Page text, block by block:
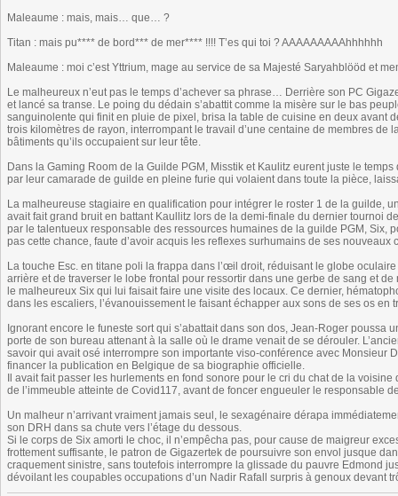
Maleaume : mais, mais… que… ?
Titan : mais pu**** de bord*** de mer**** !!!! T’es qui toi ? AAAAAAAAAhhhhhh
Maleaume : moi c’est Yttrium, mage au service de sa Majesté Saryahblööd et
Le malheureux n’eut pas le temps d’achever sa phrase… Derrière son PC
et lancé sa transe. Le poing du dédain s’abattit comme la misère sur le bas
sanguinolente qui finit en pluie de pixel, brisa la table de cuisine en deux avant
trois kilomètres de rayon, interrompant le travail d’une centaine de membres de
bâtiments qu’ils occupaient sur leur tête.
Dans la Gaming Room de la Guilde PGM, Misstik et Kaulitz eurent juste le
par leur camarade de guilde en pleine furie qui volaient dans toute la pièce,
La malheureuse stagiaire en qualification pour intégrer le roster 1 de la guilde,
avait fait grand bruit en battant Kaullitz lors de la demi-finale du dernier tournoi
par le talentueux responsable des ressources humaines de la guilde PGM, Six,
pas cette chance, faute d’avoir acquis les reflexes surhumains de ses nouveaux
La touche Esc. en titane poli la frappa dans l’œil droit, réduisant le globe
arrière et de traverser le lobe frontal pour ressortir dans une gerbe de sang et
le malheureux Six qui lui faisait faire une visite des locaux. Ce dernier,
dans les escaliers, l’évanouissement le faisant échapper aux sons de ses os en
Ignorant encore le funeste sort qui s’abattait dans son dos, Jean-Roger
porte de son bureau attenant à la salle où le drame venait de se dérouler.
savoir qui avait osé interrompre son importante viso-conférence avec Monsieur
financer la publication en Belgique de sa biographie officielle.
Il avait fait passer les hurlements en fond sonore pour le cri du chat de la
de l’immeuble atteinte de Covid117, avant de foncer engueuler le responsable
Un malheur n’arrivant vraiment jamais seul, le sexagénaire dérapa
son DRH dans sa chute vers l’étage du dessous.
Si le corps de Six amorti le choc, il n’empêcha pas, pour cause de maigreur
frottement suffisante, le patron de Gigazertek de poursuivre son envol jusque
craquement sinistre, sans toutefois interrompre la glissade du pauvre Edmond
dévoilant les coupables occupations d’un Nadir Rafall surpris à genoux devant